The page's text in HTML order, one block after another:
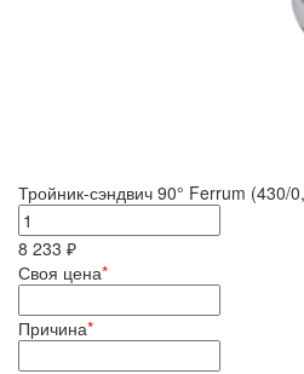
Тройник-сэндвич 90° Ferrum
8 233 ₽
Своя цена*
Причина*